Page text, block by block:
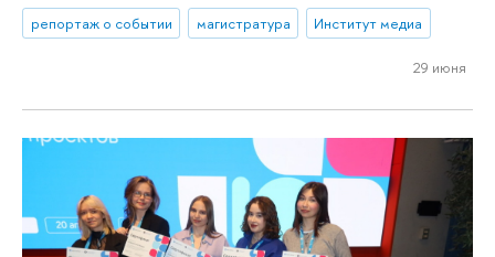
репортаж о событии магистратура Институт медиа
29 июня